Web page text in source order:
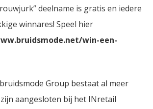
deelname is gratis en iedere
winnares! Speel hier
win-een-
Group bestaat al meer
aangesloten bij het INretail